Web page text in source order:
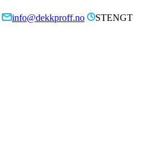
info@dekkproff.no
STENGT